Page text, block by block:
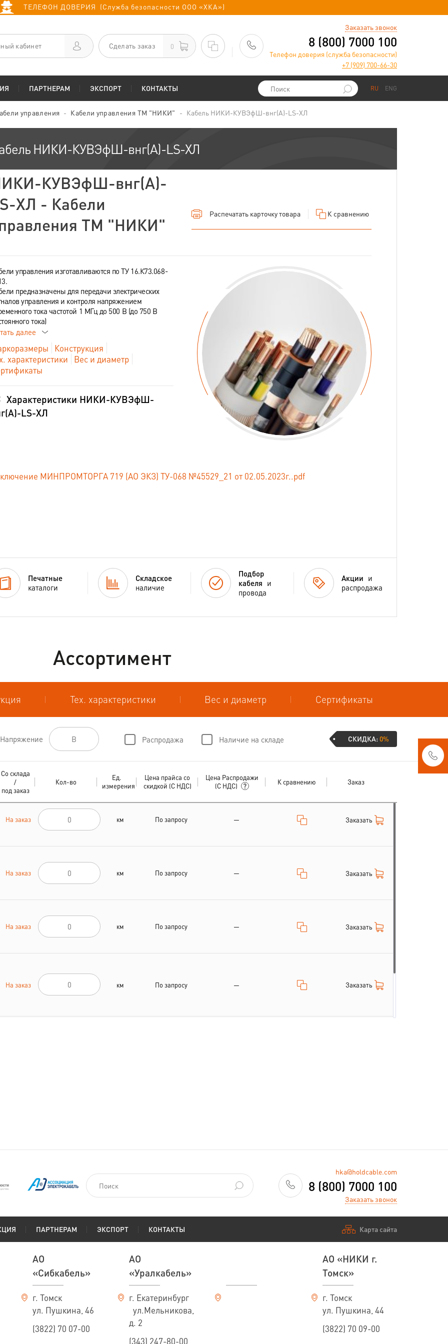
ТЕЛЕФОН ДОВЕРИЯ (Служба безопасности ООО «ХКА»)
кабинет Сделать заказ 0
Заказать звонок
8 (800) 7000 100
Телефон доверия (служба безопасности)
+7 (909) 700-66-30
ПАРТНЕРАМ ЭКСПОРТ КОНТАКТЫ RU ENG
управления Кабели управления ТМ "НИКИ" Кабель НИКИ-КУВЭфШ-внг(А)-LS-ХЛ
НИКИ-КУВЭфШ-внг(А)-LS-ХЛ
КУВЭфШ-внг(А)-
ХЛ - Кабели
ТМ "НИКИ"
Распечатать карточку товара К сравнению
управления изготавливаются по ТУ 16.К73.068-
предназначены для передачи электрических
управления и контроля напряжением
тока частотой 1 МГц до 500 В (до 750 В
тока)
далее
Конструкция
характеристики
Вес и диаметр
Характеристики НИКИ-КУВЭфШ-
LS-ХЛ
МИНПРОМТОРГА 719 (АО ЭКЗ) ТУ-068 №45529_21 от 02.05.2023г..pdf
Печатные
каталоги
Складское
наличие
Подбор
кабеля и
провода
Акции и
распродажа
Ассортимент
Тех. характеристики Вес и диаметр Сертификаты
Напряжение Распродажа Наличие на складе СКИДКА:0%
Со склада
/
под заказ
Кол-во
Ед.
измерения
Цена прайса со
скидкой (С НДС)
Цена Распродажи
(С НДС)
К сравнению Заказ
На заказ км По запросу — Заказать
На заказ км По запросу — Заказать
На заказ км По запросу — Заказать
На заказ км По запросу — Заказать
hka@holdcable.com
8 (800) 7000 100
Заказать звонок
ПАРТНЕРАМ ЭКСПОРТ КОНТАКТЫ Карта сайта
АО
«Сибкабель»
г. Томск
ул. Пушкина, 46
(3822) 70 07-00
АО
«Уралкабель»
г. Екатеринбург
ул.Мельникова,
д. 2
(343) 247-80-00
АО «НИКИ г.
Томск»
г. Томск
ул. Пушкина, 44
(3822) 70 09-00